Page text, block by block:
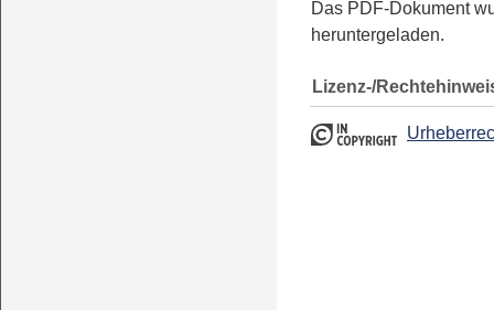
Das PDF-Dokument
heruntergeladen.
Lizenz-/